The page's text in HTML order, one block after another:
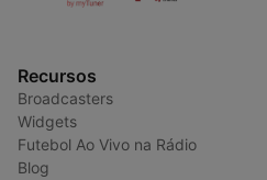
Recursos
Broadcasters
Widgets
Futebol Ao Vivo na Rádio
Blog